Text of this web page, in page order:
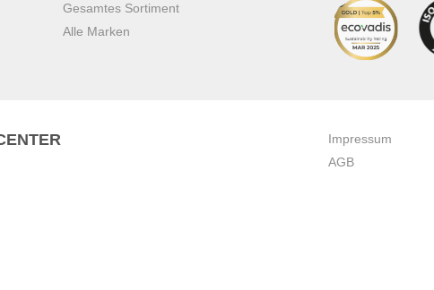
Gesamtes Sortiment
Alle Marken
Impressum
AGB